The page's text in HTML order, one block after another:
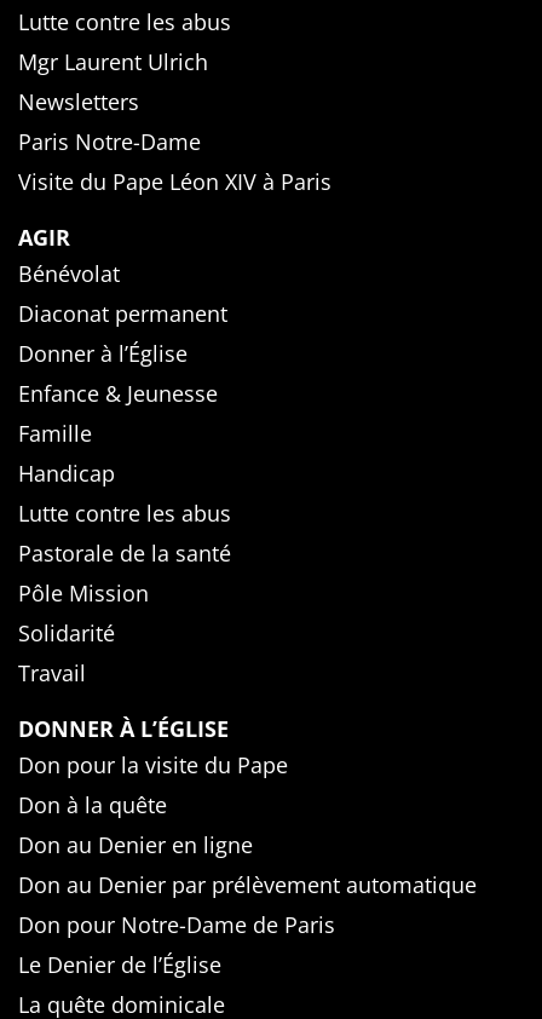
Lutte contre les abus
Mgr Laurent Ulrich
Newsletters
Paris Notre-Dame
Visite du Pape Léon XIV à Paris
AGIR
Bénévolat
Diaconat permanent
Donner à l’Église
Enfance & Jeunesse
Famille
Handicap
Lutte contre les abus
Pastorale de la santé
Pôle Mission
Solidarité
Travail
DONNER À L’ÉGLISE
Don pour la visite du Pape
Don à la quête
Don au Denier en ligne
Don au Denier par prélèvement automatique
Don pour Notre-Dame de Paris
Le Denier de l’Église
La quête dominicale